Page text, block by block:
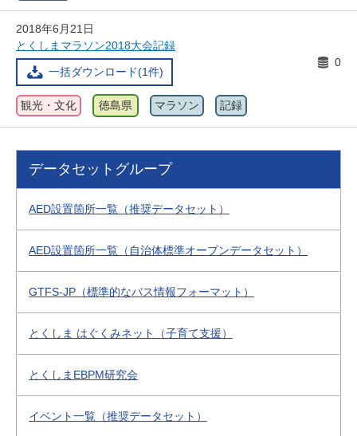
2018年6月21日
とくしまマラソン2018大会記録
一括ダウンロード(1件)
0
観光・文化 徳島県 マラソン 記録
データセットグループ
AED設置箇所一覧（推奨データセット）
AED設置箇所一覧（自治体標準オープンデータセット）
GTFS-JP（標準的なバス情報フォーマット）
とくしま はぐくみネット（子育て支援）
とくしまEBPM研究会
イベント一覧（推奨データセット）